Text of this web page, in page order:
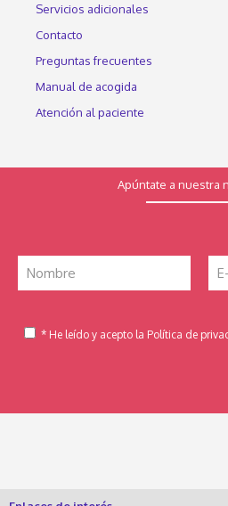
Servicios adicionales
Contacto
Preguntas frecuentes
Manual de acogida
Atención al paciente
Apúntate a nuestra
* He leído y acepto la Política de